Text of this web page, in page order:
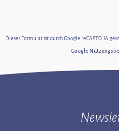
Dieses Formular ist durch Google reCAPTCHA
Google